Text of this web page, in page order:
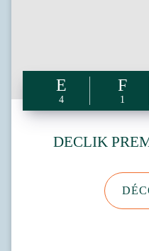
4 1
DECLIK